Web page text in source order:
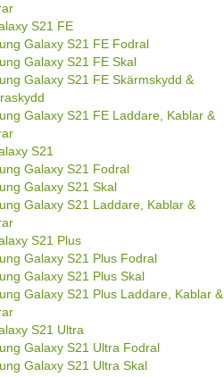
S21 FE
Galaxy S21 FE Fodral
Galaxy S21 FE Skal
Galaxy S21 FE Skärmskydd &
Galaxy S21 FE Laddare, Kablar &
S21
Galaxy S21 Fodral
Galaxy S21 Skal
Galaxy S21 Laddare, Kablar &
S21 Plus
Galaxy S21 Plus Fodral
Galaxy S21 Plus Skal
Galaxy S21 Plus Laddare, Kablar &
S21 Ultra
Galaxy S21 Ultra Fodral
Galaxy S21 Ultra Skal